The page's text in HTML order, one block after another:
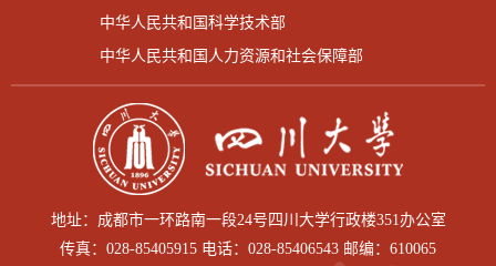
中华人民共和国科学技术部
中华人民共和国人力资源和社会保障部
地址：成都市一环路南一段24号四川大学行政楼351办公室
传真：028-85405915 电话：028-85406543 邮编：610065